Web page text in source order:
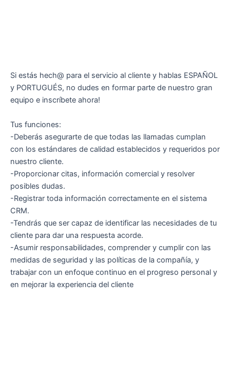
Si estás hech@ para el servicio al cliente y hablas ESPAÑOL
y PORTUGUÉS, no dudes en formar parte de nuestro gran
equipo e inscríbete ahora!
Tus funciones:
-Deberás asegurarte de que todas las llamadas cumplan
con los estándares de calidad establecidos y requeridos por
nuestro cliente.
-Proporcionar citas, información comercial y resolver
posibles dudas.
-Registrar toda información correctamente en el sistema
CRM.
-Tendrás que ser capaz de identificar las necesidades de tu
cliente para dar una respuesta acorde.
-Asumir responsabilidades, comprender y cumplir con las
medidas de seguridad y las políticas de la compañía, y
trabajar con un enfoque continuo en el progreso personal y
en mejorar la experiencia del cliente